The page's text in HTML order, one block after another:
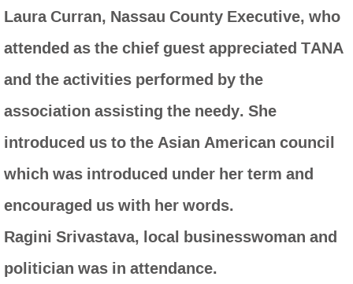
Laura Curran, Nassau County Executive, who
attended as the chief guest appreciated TANA
and the activities performed by the
association assisting the needy. She
introduced us to the Asian American council
which was introduced under her term and
encouraged us with her words.
Ragini Srivastava, local businesswoman and
politician was in attendance.